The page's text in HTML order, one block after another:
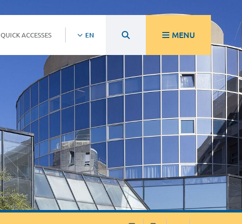
QUICK ACCESSES EN MENU